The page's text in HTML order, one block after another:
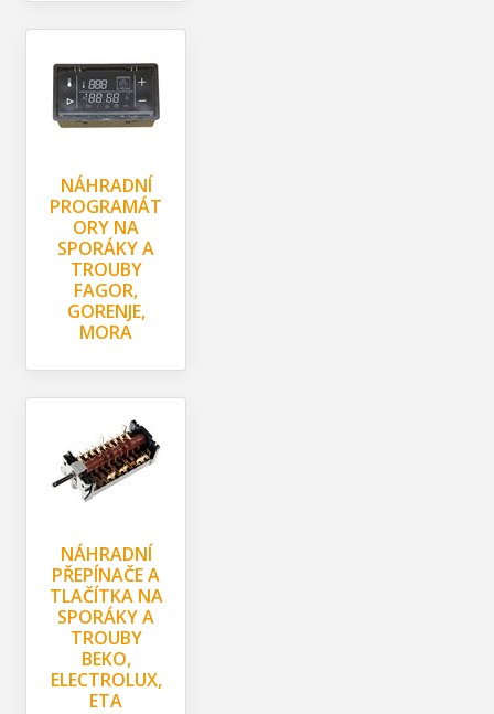
NÁHRADNÍ
PROGRAMÁT
ORY NA
SPORÁKY A
TROUBY
FAGOR,
GORENJE,
MORA
NÁHRADNÍ
PŘEPÍNAČE A
TLAČÍTKA NA
SPORÁKY A
TROUBY
BEKO,
ELECTROLUX,
ETA